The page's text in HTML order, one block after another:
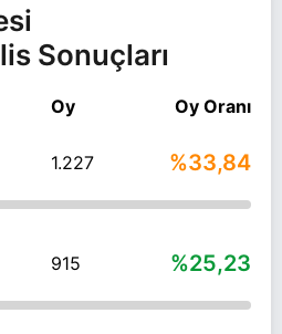
Sonuçları
Oy Oy Oranı
1.227 %33,84
915 %25,23